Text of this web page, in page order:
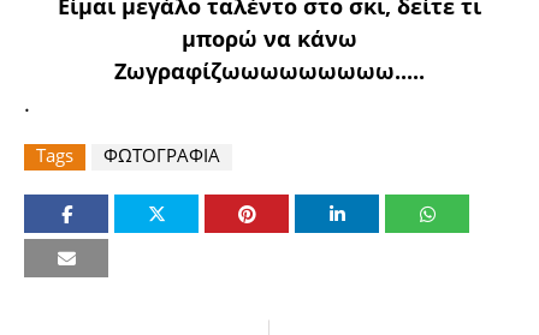
Είμαι μεγάλο ταλέντο στο σκι, δείτε τι
μπορώ να κάνω
Ζωγραφίζωωωωωωωωω.....
.
Tags ΦΩΤΟΓΡΑΦΙΑ